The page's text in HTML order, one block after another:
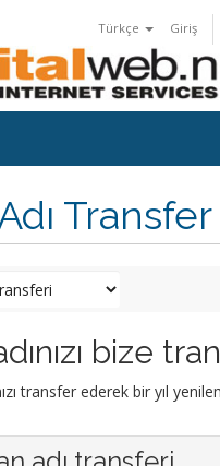
Türkçe Giriş
bize
transfer ederek bir yıl